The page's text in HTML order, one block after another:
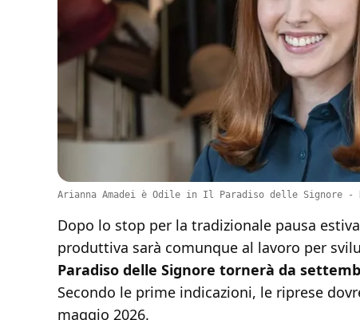
Arianna Amadei è Odile in Il Paradiso delle Signore -
Dopo lo stop per la tradizionale pausa
produttiva sarà comunque al lavoro per
Paradiso delle Signore tornerà da
Secondo le prime indicazioni, le riprese
maggio 2026.